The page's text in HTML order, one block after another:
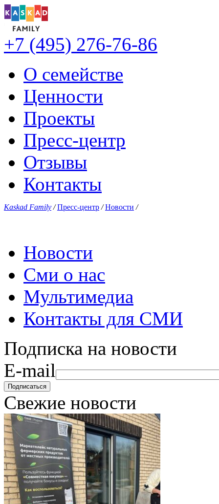
+7 (495) 276-76-86
О семействе
Ценности
Проекты
Пресс-центр
Отзывы
Контакты
Kaskad Family / Пресс-центр / Новости /
Новости
Сми о нас
Мультимедиа
Контакты для СМИ
Подписка на новости
E-mail
Свежие новости